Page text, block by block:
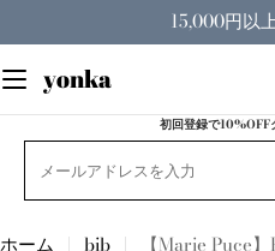
ン
テ
ッ
15,000円以
yonka
初回登録で10%OFF
ホーム bib 【Marie Puce